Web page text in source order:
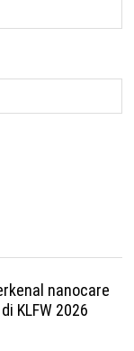
nanocare
KLFW 2026